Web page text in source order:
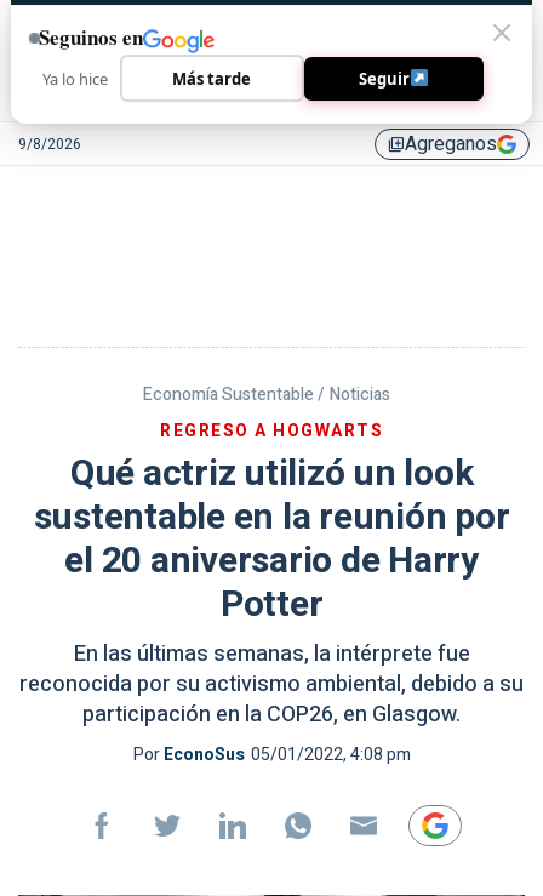
9/8/2026 library_addAgreganos
Economía Sustentable / Noticias
REGRESO A HOGWARTS
Qué actriz utilizó un look
sustentable en la reunión por
el 20 aniversario de Harry
Potter
En las últimas semanas, la intérprete fue
reconocida por su activismo ambiental, debido a su
participación en la COP26, en Glasgow.
PorEconoSus 05/01/2022, 4:08 pm
Seguinos en
Ya lo hice Más tarde Seguir